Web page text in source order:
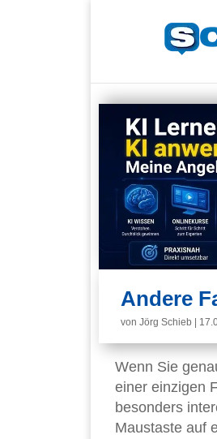
Andere
von Jörg Schieb
Wenn Sie
einer einzigen
besonders
Maustaste auf